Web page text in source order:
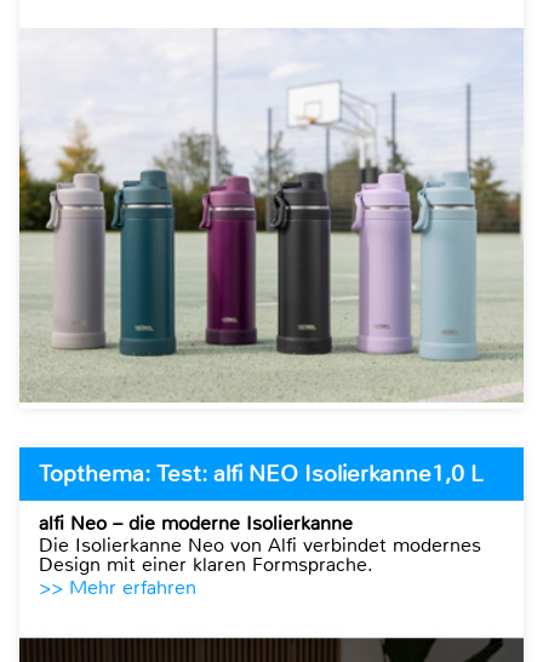
Topthema: Test: alfi NEO Isolierkanne1,0 L
alfi Neo – die moderne Isolierkanne
Die Isolierkanne Neo von Alfi verbindet modernes
Design mit einer klaren Formsprache.
>> Mehr erfahren